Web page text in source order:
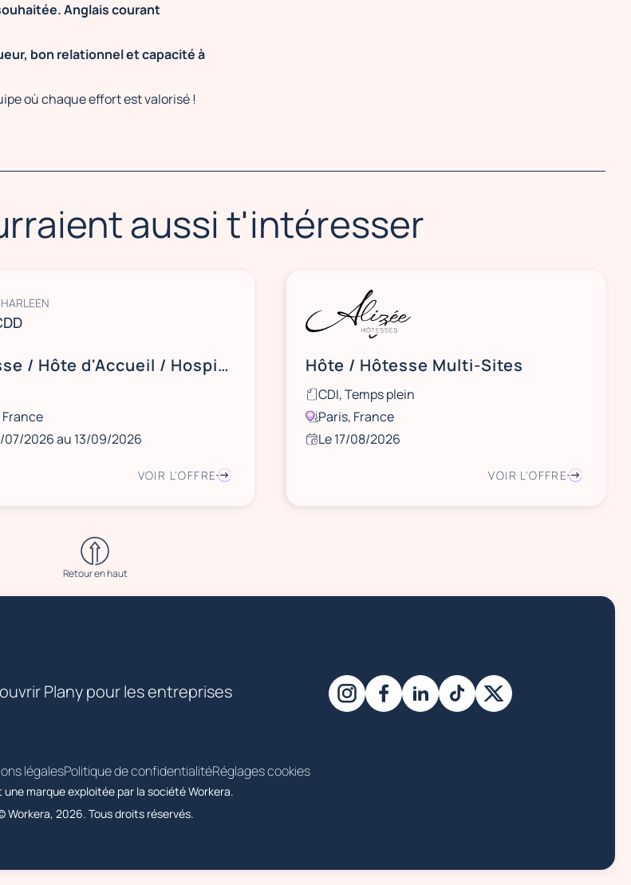
Anglais courant
bon relationnel et capacité à
où chaque effort est valorisé !
aussi t'intéresser
Hôtesse / Hôte d'Accueil / Hospitality Officer / Agent Courrier (F/H) - CDD - IDF - Août
07/2026 au 13/09/2026
VOIR L'OFFRE
Hôte / Hôtesse Multi-Sites
CDI, Temps plein
Paris, France
Le 17/08/2026
VOIR L'OFFRE
Retour en haut
Plany pour les entreprises
une marque exploitée par la société Workera.
Workera, 2026. Tous droits réservés.
légalesPolitique de confidentialitéRéglages cookies